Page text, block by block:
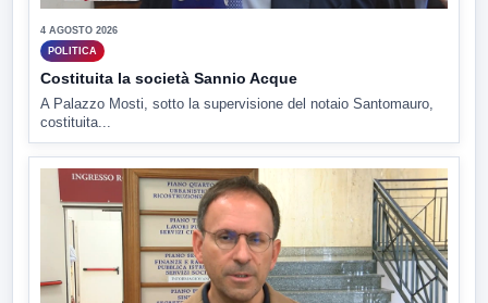
4 AGOSTO 2026
POLITICA
Costituita la società Sannio Acque
A Palazzo Mosti, sotto la supervisione del notaio Santomauro,
costituita...